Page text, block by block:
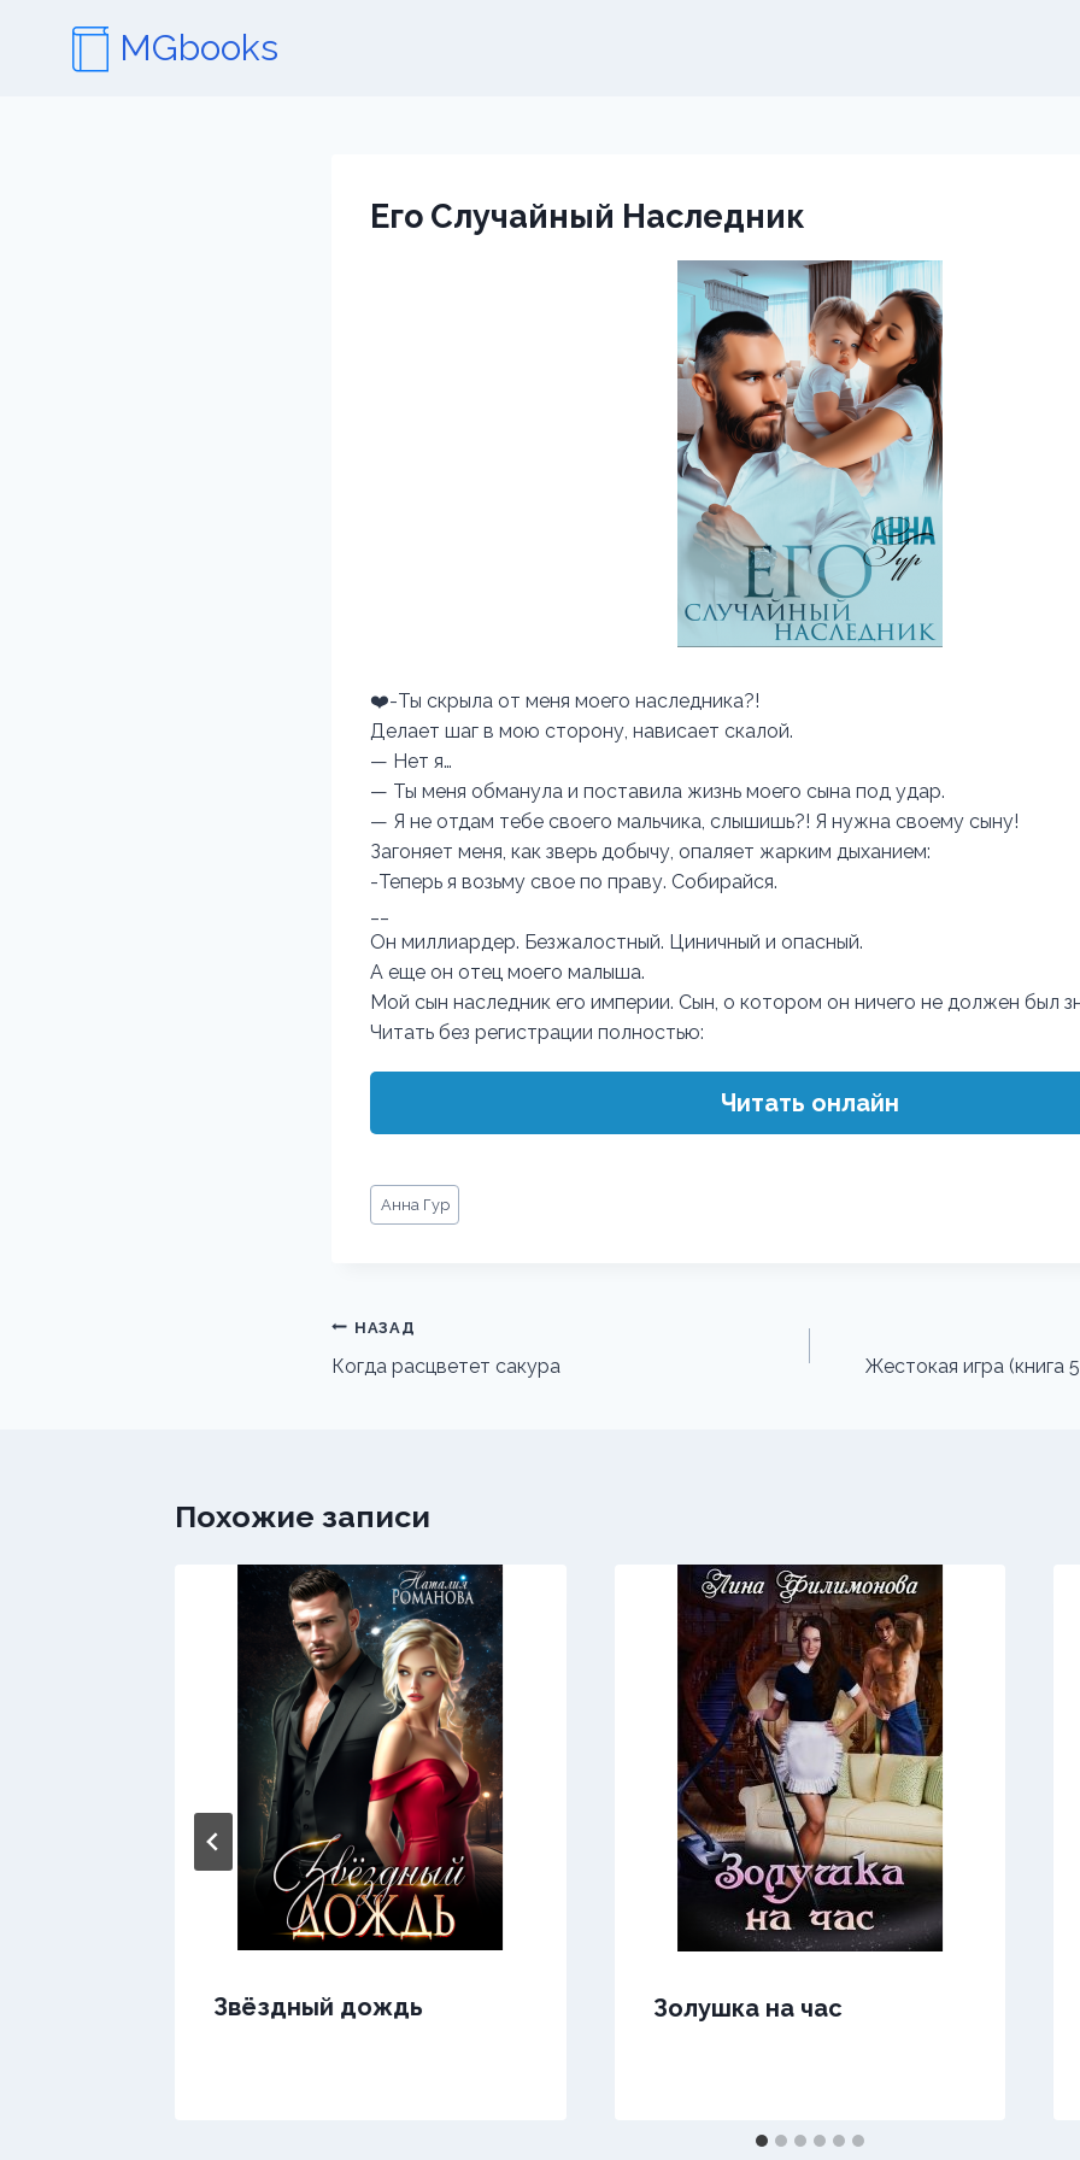
содержимому
MGbooks
Его Случайный Наследник
❤️-Ты скрыла от меня моего наследника?!
Делает шаг в мою сторону, нависает скалой.
— Нет я…
— Ты меня обманула и поставила жизнь моего сына под удар.
— Я не отдам тебе своего мальчика, слышишь?! Я нужна своему сыну!
Загоняет меня, как зверь добычу, опаляет жарким дыханием:
-Теперь я возьму свое по праву. Собирайся.
Он миллиардер. Безжалостный. Циничный и опасный.
А еще он отец моего малыша.
Мой сын наследник его империи. Сын, о котором он ничего не должен был
Читать без регистрации полностью:
Читать онлайн
Метки
записи:
Анна Гур
Навигация
по
НАЗАД
Когда расцветет сакура Жестокая игра (книга
Похожие записи
Звёздный дождь Золушка на час